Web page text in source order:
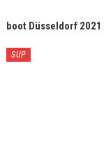
boot Düsseldorf
SUP